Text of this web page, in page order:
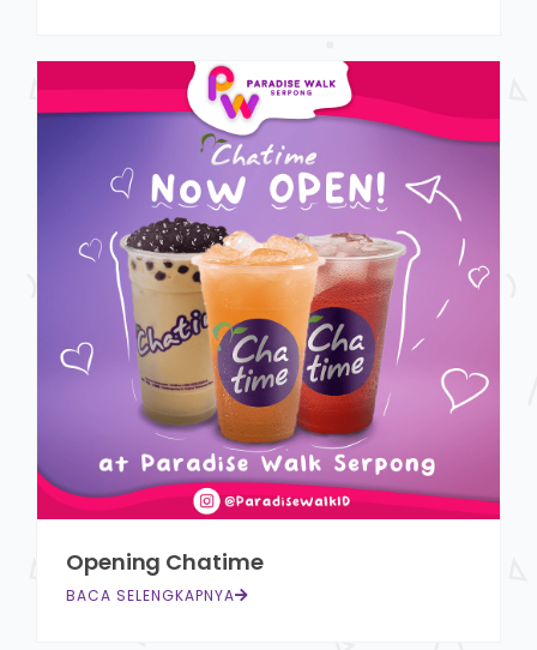
Opening Chatime
BACA SELENGKAPNYA